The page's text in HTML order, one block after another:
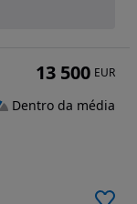
13 500 EUR
Dentro da média